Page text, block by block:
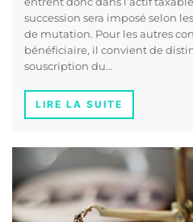
succession sera imposé selon
de mutation. Pour les autres
bénéficiaire, il convient de
souscription du…
LIRE LA SUITE